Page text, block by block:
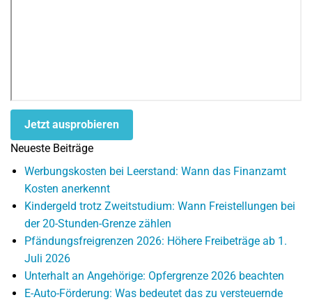
Jetzt ausprobieren
Neueste Beiträge
Werbungskosten bei Leerstand: Wann das Finanzamt
Kosten anerkennt
Kindergeld trotz Zweitstudium: Wann Freistellungen bei
der 20-Stunden-Grenze zählen
Pfändungsfreigrenzen 2026: Höhere Freibeträge ab 1.
Juli 2026
Unterhalt an Angehörige: Opfergrenze 2026 beachten
E-Auto-Förderung: Was bedeutet das zu versteuernde